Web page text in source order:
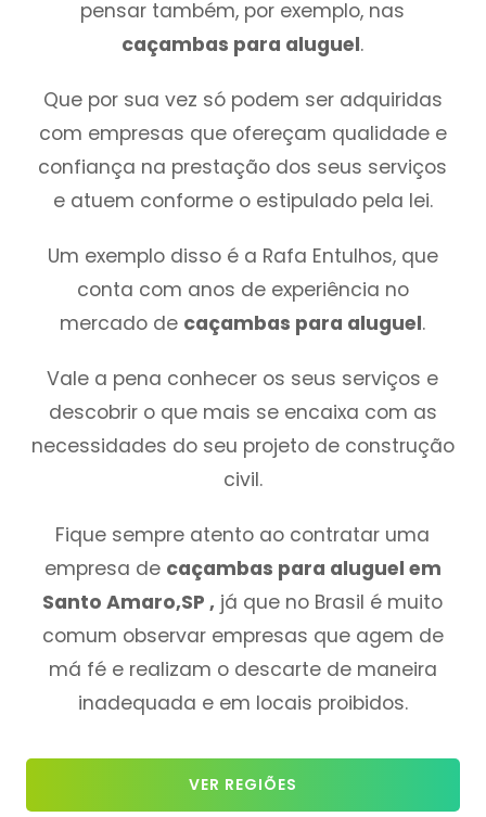
pensar também, por exemplo, nas
caçambas para aluguel.
Que por sua vez só podem ser adquiridas
com empresas que ofereçam qualidade e
confiança na prestação dos seus serviços
e atuem conforme o estipulado pela lei.
Um exemplo disso é a Rafa Entulhos, que
conta com anos de experiência no
mercado de caçambas para aluguel.
Vale a pena conhecer os seus serviços e
descobrir o que mais se encaixa com as
necessidades do seu projeto de construção
civil.
Fique sempre atento ao contratar uma
empresa de caçambas para aluguel em
Santo Amaro,SP , já que no Brasil é muito
comum observar empresas que agem de
má fé e realizam o descarte de maneira
inadequada e em locais proibidos.
VER REGIÕES